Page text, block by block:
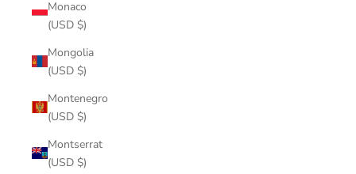
Monaco
(USD $)
Mongolia
(USD $)
Montenegro
(USD $)
Montserrat
(USD $)